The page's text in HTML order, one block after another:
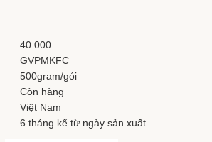
40.000
GVPMKFC
500gram/gói
Còn hàng
Việt Nam
6 tháng kể từ ngày sản xuất